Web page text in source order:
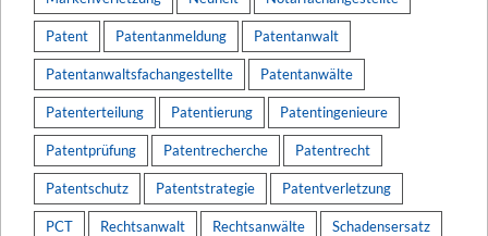
Patent Patentanmeldung Patentanwalt
Patentanwaltsfachangestellte Patentanwälte
Patenterteilung Patentierung Patentingenieure
Patentprüfung Patentrecherche Patentrecht
Patentschutz Patentstrategie Patentverletzung
PCT Rechtsanwalt Rechtsanwälte Schadensersatz